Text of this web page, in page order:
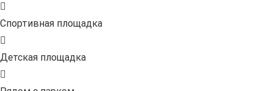
Спортивная площадка
Детская площадка